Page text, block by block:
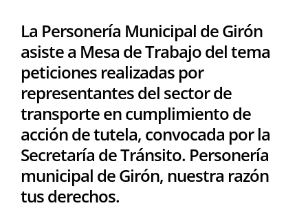
La Personería Municipal de Girón
asiste a Mesa de Trabajo del tema
peticiones realizadas por
representantes del sector de
transporte en cumplimiento de
acción de tutela, convocada por la
Secretaría de Tránsito. Personería
municipal de Girón, nuestra razón
tus derechos.